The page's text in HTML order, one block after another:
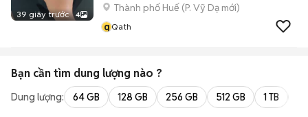
39 giây trước 4
Thành phố Huế (P. Vỹ Dạ mới)
qQath
Bạn cần tìm dung lượng nào ?
Dung lượng: 64 GB 128 GB 256 GB 512 GB 1 TB